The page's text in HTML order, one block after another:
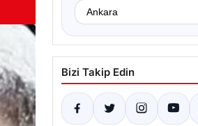
Bizi Takip Edin